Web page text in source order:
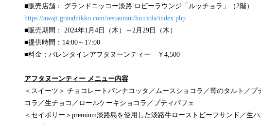
■販売店舗： グランドニッコー淡路 ロビーラウンジ「ルッチョラ」（2階）
https://awaji.grandnikko.com/restaurant/lucciola/index.php
■販売期間： 2024年1月4日（木）～2月29日（木）
■提供時間：14:00～17:00
■料金：バレンタインアフタヌーンティー ￥4,500
アフタヌーンティー メニュー内容
＜スイーツ＞ チョコレートパンナコッタ／ムースショコラ／苺のタルト／プ
コラ／生チョコ／ロールケーキショコラ／プティパフェ
＜セイボリー＞premium淡路島を使用した淡路牛ローストビーフサンド／生